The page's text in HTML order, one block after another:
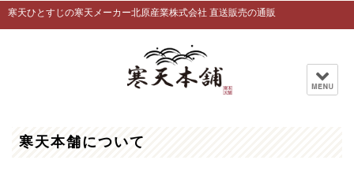
寒天ひとすじの寒天メーカー北原産業株式会社 直送販売の通販
寒天本舗について